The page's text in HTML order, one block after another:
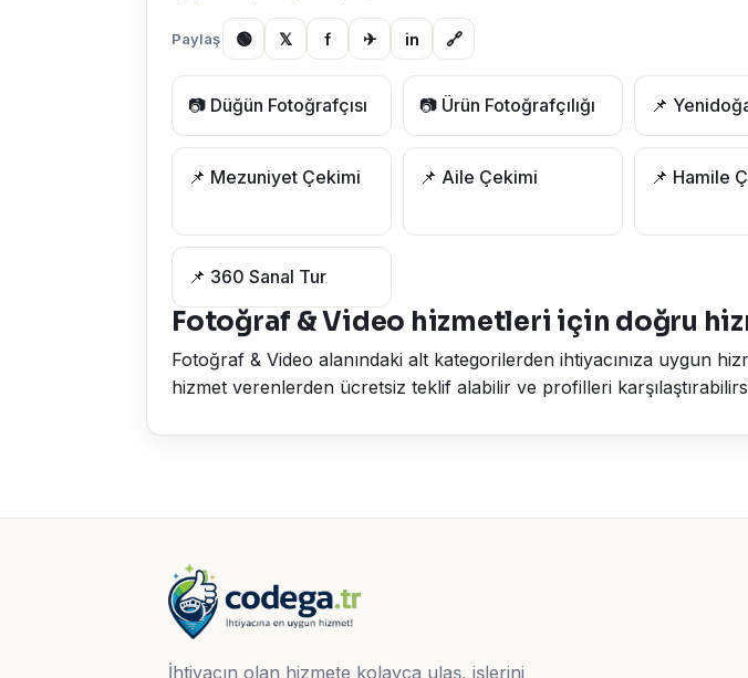
Paylaş 🟢 𝕏 f ✈ in 🔗
📷 Düğün Fotoğrafçısı 📷 Ürün Fotoğrafçılığı 📌
📌 Mezuniyet Çekimi 📌 Aile Çekimi 📌 Hamile
📌 360 Sanal Tur
Fotoğraf & Video hizmetleri için doğru
Fotoğraf & Video alanındaki alt kategorilerden ihtiyacınıza uygun
hizmet verenlerden ücretsiz teklif alabilir ve profilleri
İhtiyacın olan hizmete kolayca ulaş, işlerini